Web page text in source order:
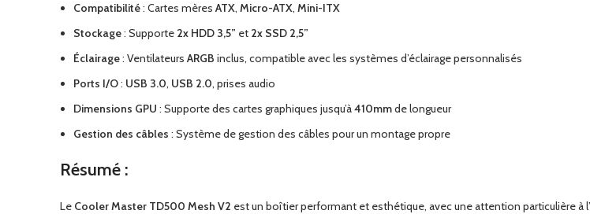
Compatibilité: Cartes mères ATX, Micro-ATX, Mini-ITX
Stockage: Supporte 2x HDD 3,5” et 2x SSD 2,5”
Éclairage: Ventilateurs ARGB inclus, compatible avec les systèmes d’éclairage personnalisés
Ports I/O: USB 3.0, USB 2.0, prises audio
Dimensions GPU : Supporte des cartes graphiques jusqu’à410mmde longueur
Gestion des câbles : Système de gestion des câbles pour un montage propre
Résumé :
Le Cooler Master TD500 Mesh V2 est un boîtier performant et esthétique, avec une attention particulière